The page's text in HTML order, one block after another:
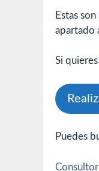
Estas son
apartado
Si
Puedes